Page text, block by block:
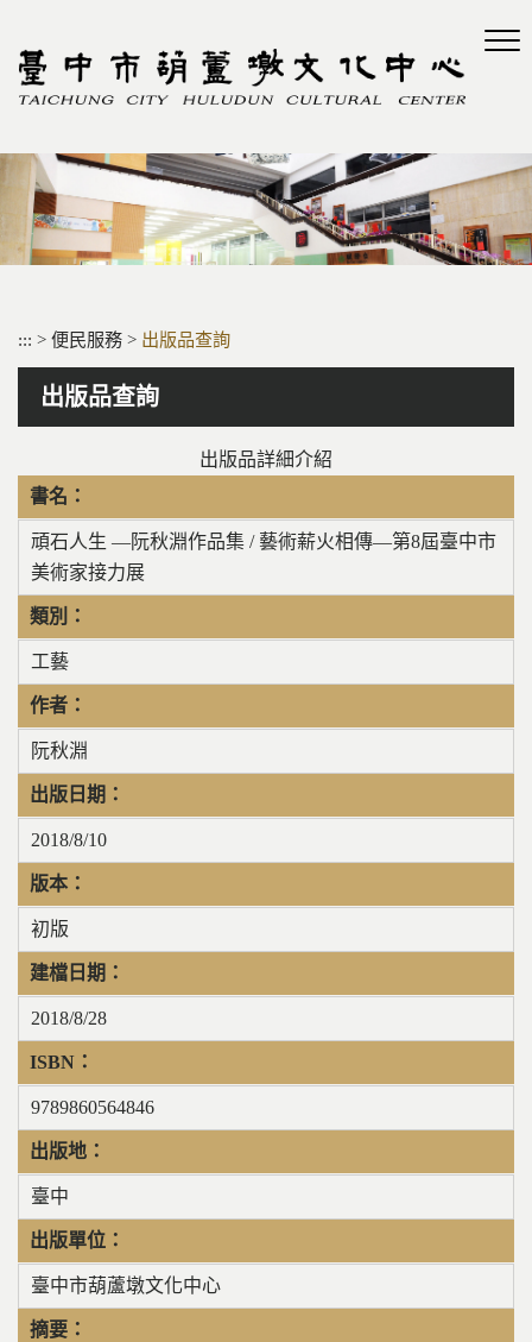
區
::: > 便民服務 > 出版品查詢
出版品查詢
出版品詳細介紹
書名：
頑石人生 —阮秋淵作品集 / 藝術薪火相傳—第8屆臺中市
美術家接力展
類別：
工藝
作者：
阮秋淵
出版日期：
2018/8/10
版本：
初版
建檔日期：
2018/8/28
ISBN：
9789860564846
出版地：
臺中
出版單位：
臺中市葫蘆墩文化中心
摘要：